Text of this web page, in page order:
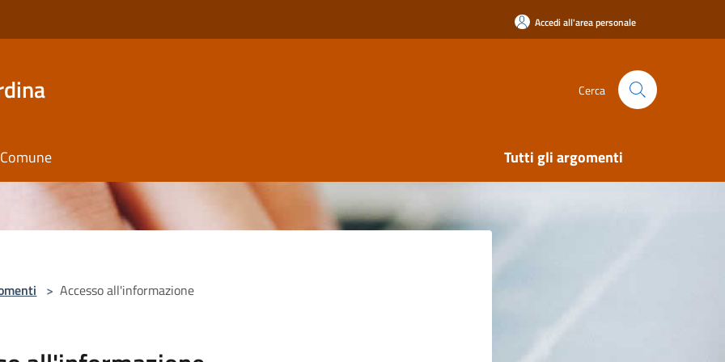
Accedi all'area personale
Cerca
Tutti gli argomenti
> Accesso all'informazione